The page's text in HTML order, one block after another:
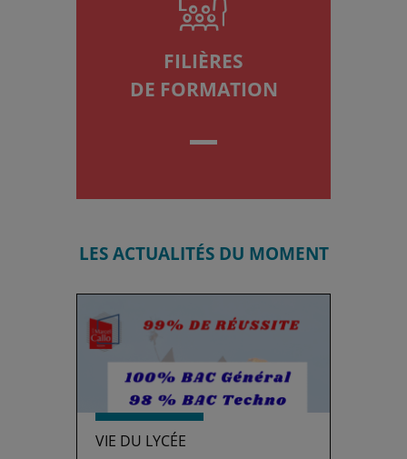
FILIÈRES
DE FORMATION
LES ACTUALITÉS DU MOMENT
VIE DU LYCÉE